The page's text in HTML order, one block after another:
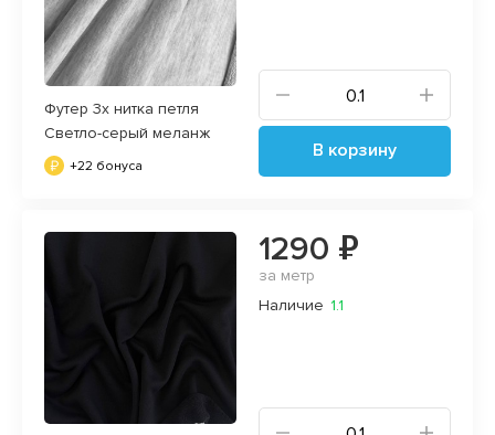
Футер 3х нитка петля
Светло-серый меланж
+22 бонуса
В корзину
1290 ₽
за метр
Наличие 1.1